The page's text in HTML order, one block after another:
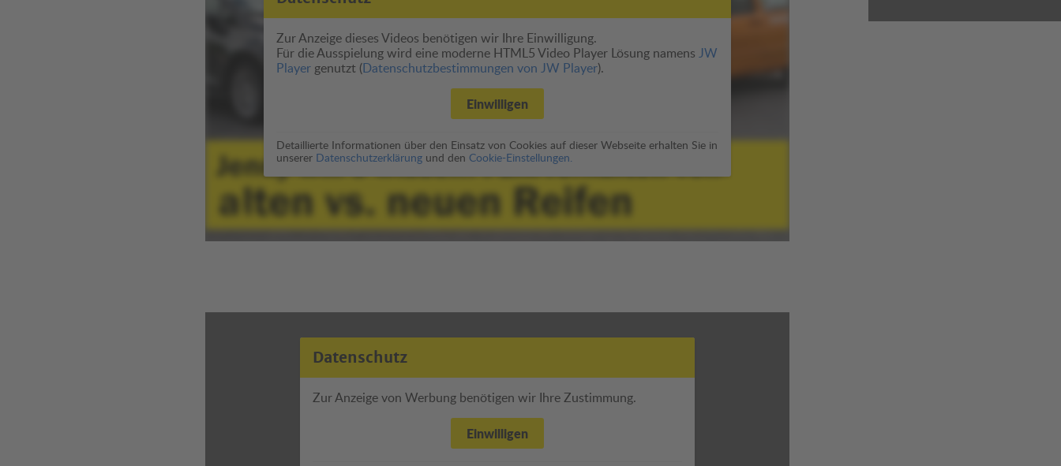
Zur Anzeige dieses Videos benötigen wir Ihre Einwilligung.
Für die Ausspielung wird eine moderne HTML5 Video Player Lösung namens JW
Player genutzt (Datenschutzbestimmungen von JW Player).
Einwilligen
Detaillierte Informationen über den Einsatz von Cookies auf dieser Webseite erhalten Sie in
unserer Datenschutzerklärung und den Cookie-Einstellungen.
Datenschutz
Zur Anzeige von Werbung benötigen wir Ihre Zustimmung.
Einwilligen